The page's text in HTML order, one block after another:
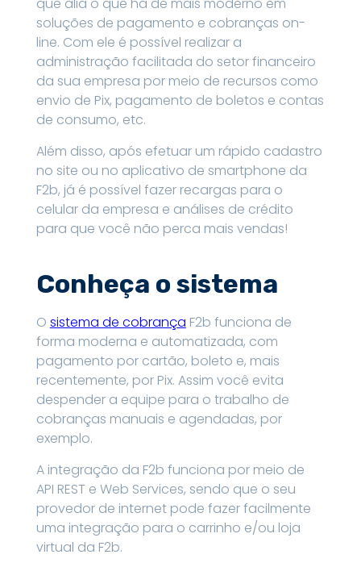
soluções de pagamento e cobranças on-
line. Com ele é possível realizar a
administração facilitada do setor financeiro
da sua empresa por meio de recursos como
envio de Pix, pagamento de boletos e contas
de consumo, etc.
Além disso, após efetuar um rápido cadastro
no site ou no aplicativo de smartphone da
F2b, já é possível fazer recargas para o
celular da empresa e análises de crédito
para que você não perca mais vendas!
Conheça o sistema
O sistema de cobrança F2b funciona de
forma moderna e automatizada, com
pagamento por cartão, boleto e, mais
recentemente, por Pix. Assim você evita
despender a equipe para o trabalho de
cobranças manuais e agendadas, por
exemplo.
A integração da F2b funciona por meio de
API REST e Web Services, sendo que o seu
provedor de internet pode fazer facilmente
uma integração para o carrinho e/ou loja
virtual da F2b.